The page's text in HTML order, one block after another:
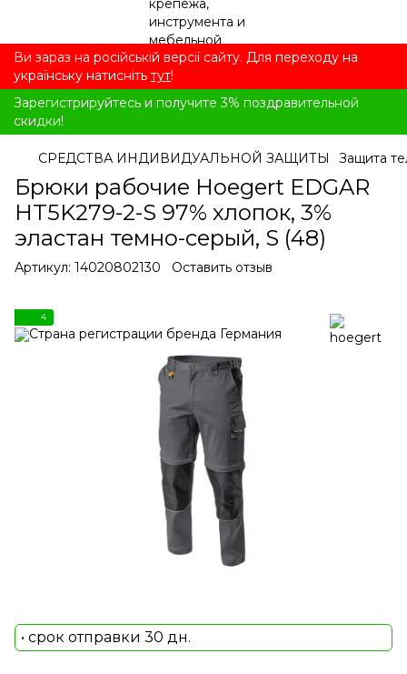
Ви зараз на російській версії сайту. Для переходу на
українську натисніть тут!
Зарегистрируйтесь и получите 3% поздравительной
скидки!
СРЕДСТВА ИНДИВИДУАЛЬНОЙ ЗАЩИТЫ Защита
Брюки рабочие Hoegert EDGAR
HT5K279-2-S 97% хлопок, 3%
эластан темно-серый, S (48)
Артикул: 14020802130 Оставить отзыв
4
• срок отправки 30 дн.